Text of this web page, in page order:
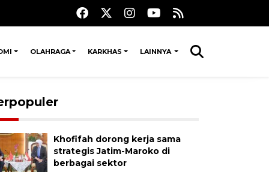
OLAHRAGA KARKHAS LAINNYA
Khofifah dorong kerja sama
strategis Jatim-Maroko di
berbagai sektor